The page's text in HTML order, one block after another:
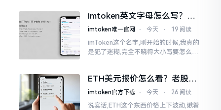
就得去寻觅电脑端的入口。
imtoken英文字母怎么写？正
确拼写看这里
imtoken唯一官网 ⋅ 今天 ⋅ 19 阅读
imToken这个名字,刚开始的时候,我真的
是犯了迷糊,完全不晓得大小写要怎么去
ETH美元报价怎么看？老股民
手把手教你盯盘
imtoken官方下载 ⋅ 今天 ⋅ 26 阅读
说实话,ETH这个东西价格上下波动,瞅着